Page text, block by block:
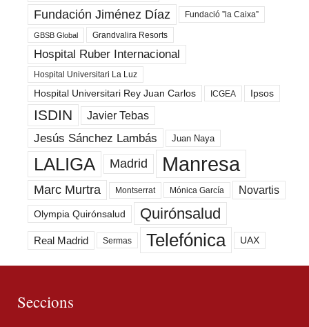
Fundación Jiménez Díaz Fundació ”la Caixa”
GBSB Global Grandvalira Resorts
Hospital Ruber Internacional
Hospital Universitari La Luz
Hospital Universitari Rey Juan Carlos ICGEA Ipsos
ISDIN Javier Tebas
Jesús Sánchez Lambás Juan Naya
LALIGA Madrid Manresa
Marc Murtra Montserrat Mónica García Novartis
Olympia Quirónsalud Quirónsalud
Real Madrid Sermas Telefónica UAX
Seccions